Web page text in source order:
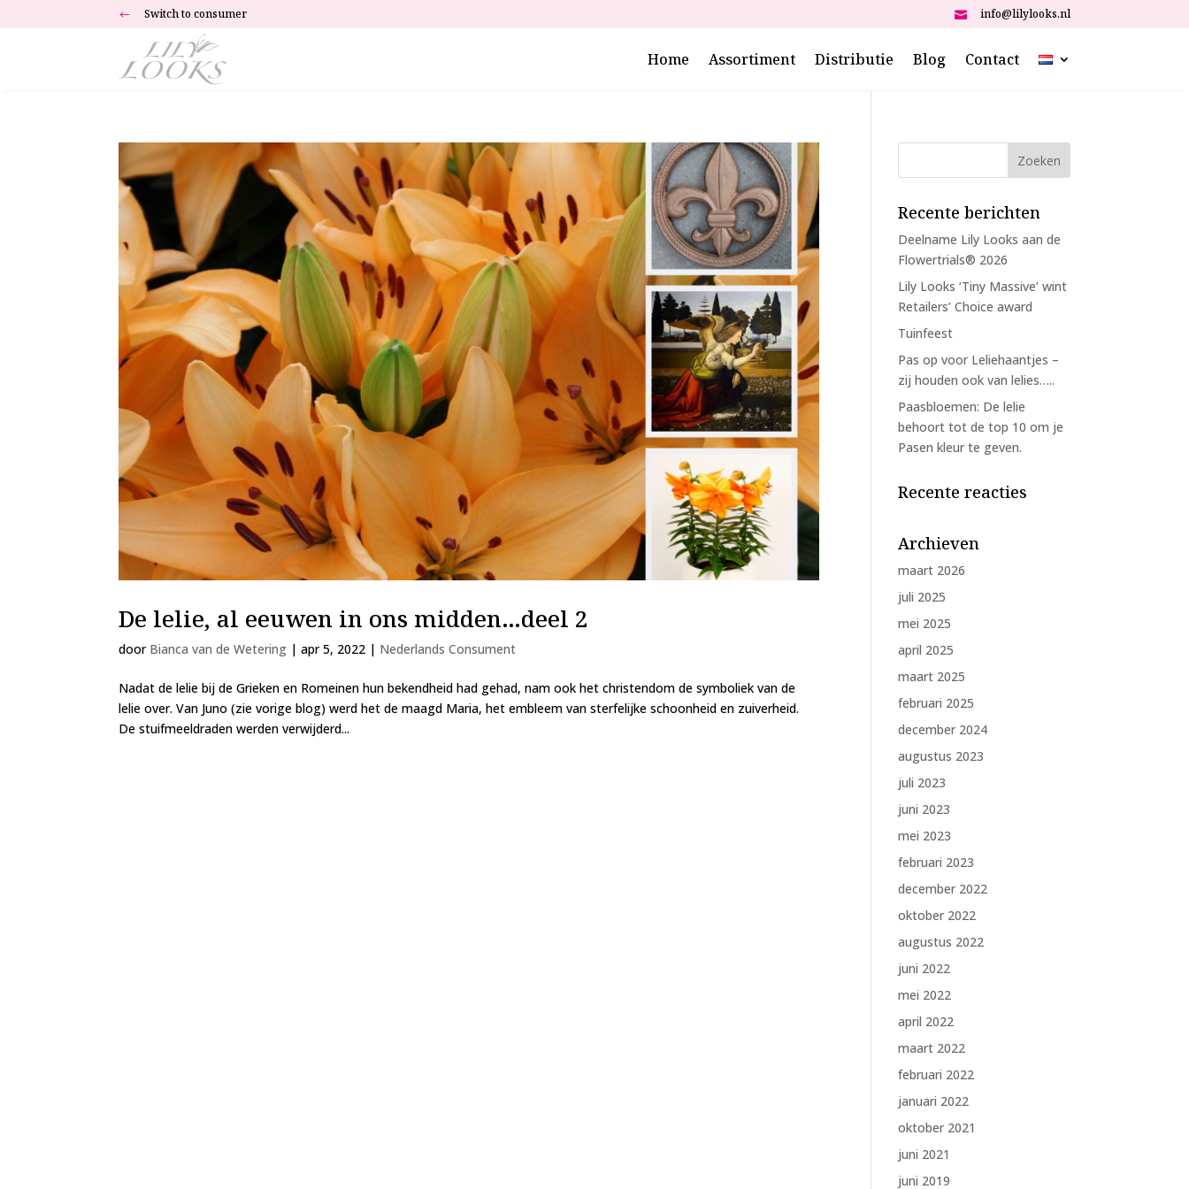
# Switch to consumer  info@lilylooks.nl
Home Assortiment Distributie Blog Contact
De lelie, al eeuwen in ons midden…deel 2
door Bianca van de Wetering |apr 5, 2022 | Nederlands Consument
Nadat de lelie bij de Grieken en Romeinen hun bekendheid had gehad, nam ook het christendom de symboliek van de
lelie over. Van Juno (zie vorige blog) werd het de maagd Maria, het embleem van sterfelijke schoonheid en zuiverheid.
De stuifmeeldraden werden verwijderd...
Recente berichten
Deelname Lily Looks aan de
Flowertrials® 2026
Lily Looks ‘Tiny Massive’ wint
Retailers’ Choice award
Tuinfeest
Pas op voor Leliehaantjes –
zij houden ook van lelies…..
Paasbloemen: De lelie
behoort tot de top 10 om je
Pasen kleur te geven.
Recente reacties
Archieven
maart 2026
juli 2025
mei 2025
april 2025
maart 2025
februari 2025
december 2024
augustus 2023
juli 2023
juni 2023
mei 2023
februari 2023
december 2022
oktober 2022
augustus 2022
juni 2022
mei 2022
april 2022
maart 2022
februari 2022
januari 2022
oktober 2021
juni 2021
juni 2019